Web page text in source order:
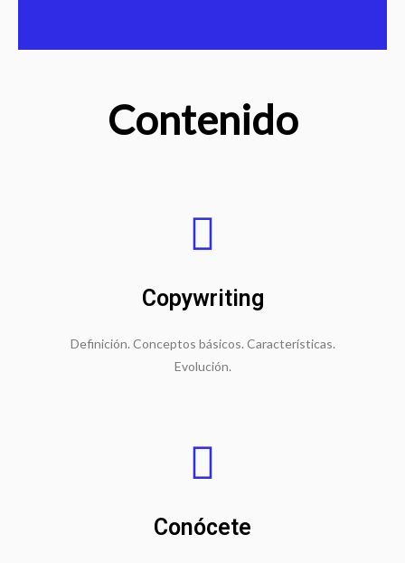
Contenido
Copywriting
Definición. Conceptos básicos. Características.
Evolución.
Conócete